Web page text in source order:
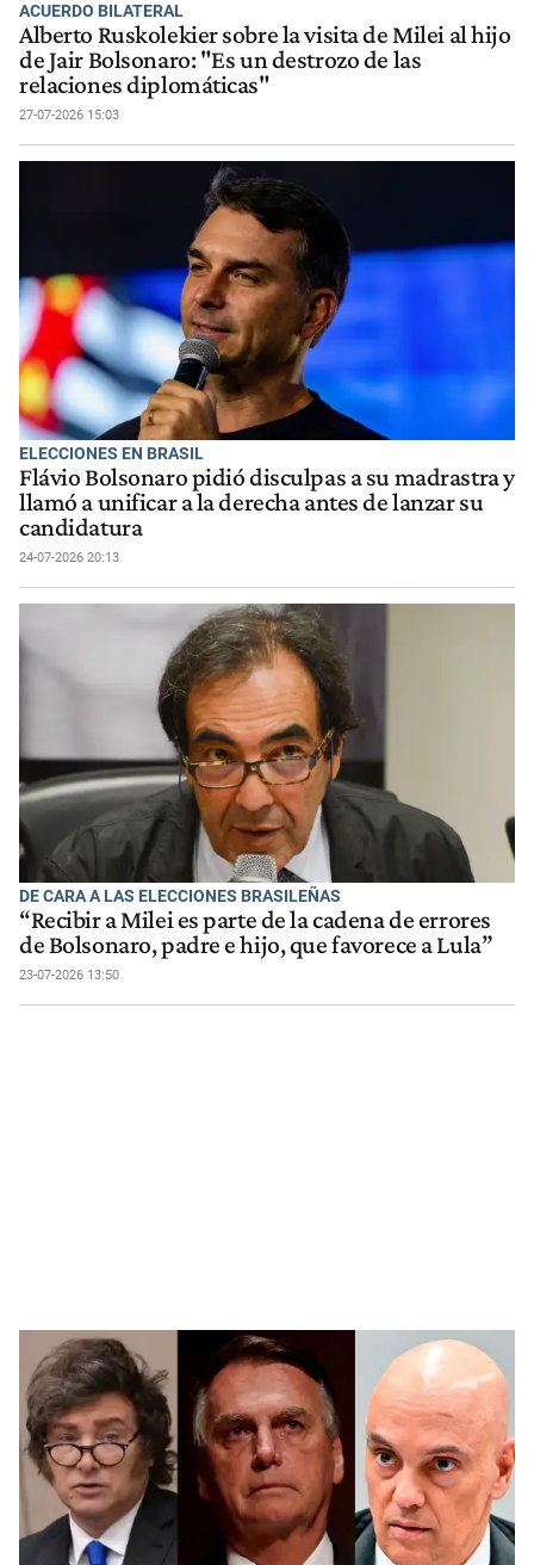
ACUERDO BILATERAL
Alberto Ruskolekier sobre la visita de Milei al hijo
de Jair Bolsonaro: "Es un destrozo de las
relaciones diplomáticas"
27-07-2026 15:03
ELECCIONES EN BRASIL
Flávio Bolsonaro pidió disculpas a su madrastra y
llamó a unificar a la derecha antes de lanzar su
candidatura
24-07-2026 20:13
DE CARA A LAS ELECCIONES BRASILEÑAS
“Recibir a Milei es parte de la cadena de errores
de Bolsonaro, padre e hijo, que favorece a Lula”
23-07-2026 13:50